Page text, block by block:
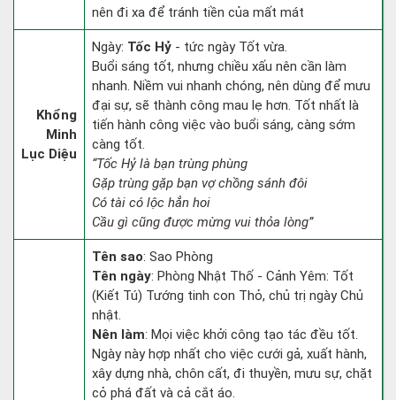
nên đi xa để tránh tiền của mất mát
Khổng
Minh
Lục Diệu
Ngày: Tốc Hỷ - tức ngày Tốt vừa.
Buổi sáng tốt, nhưng chiều xấu nên cần làm
nhanh. Niềm vui nhanh chóng, nên dùng để mưu
đại sự, sẽ thành công mau lẹ hơn. Tốt nhất là
tiến hành công việc vào buổi sáng, càng sớm
càng tốt.
“Tốc Hỷ là bạn trùng phùng
Gặp trùng gặp bạn vợ chồng sánh đôi
Có tài có lộc hẳn hoi
Cầu gì cũng được mừng vui thỏa lòng”
Tên sao: Sao Phòng
Tên ngày: Phòng Nhật Thố - Cảnh Yêm: Tốt
(Kiết Tú) Tướng tinh con Thỏ, chủ trị ngày Chủ
nhật.
Nên làm: Mọi việc khởi công tạo tác đều tốt.
Ngày này hợp nhất cho việc cưới gả, xuất hành,
xây dựng nhà, chôn cất, đi thuyền, mưu sự, chặt
cỏ phá đất và cả cắt áo.